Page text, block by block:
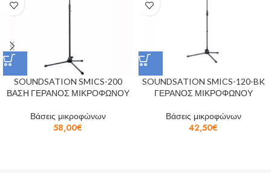
SOUNDSATION SMICS-200
ΒΑΣΗ ΓΕΡΑΝΟΣ ΜΙΚΡΟΦΩΝΟΥ
Βάσεις μικροφώνων
58,00€
SOUNDSATION SMICS-120-BK
ΓΕΡΑΝΟΣ ΜΙΚΡΟΦΩΝΟΥ
Βάσεις μικροφώνων
42,50€